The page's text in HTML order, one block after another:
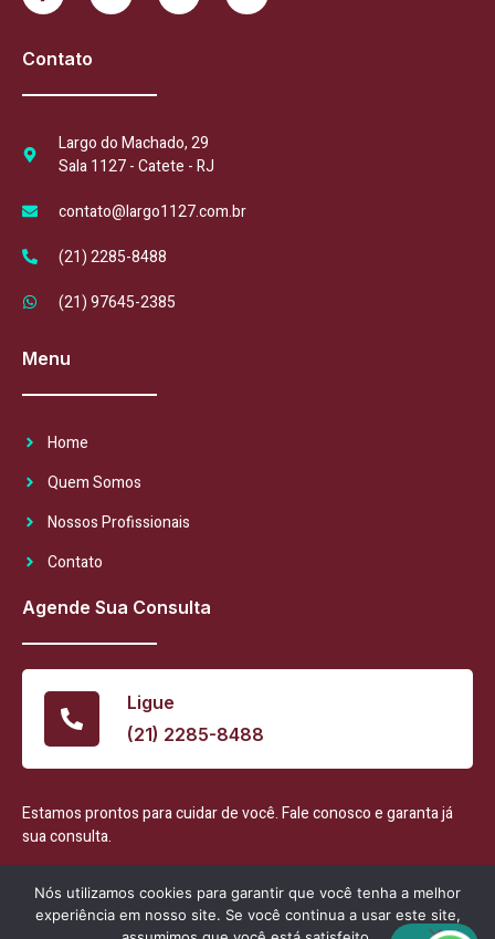
Contato
Largo do Machado, 29
Sala 1127 - Catete - RJ
contato@largo1127.com.br
(21) 2285-8488
(21) 97645-2385
Menu
Home
Quem Somos
Nossos Profissionais
Contato
Agende Sua Consulta
Ligue
(21) 2285-8488
Estamos prontos para cuidar de você. Fale conosco e garanta já
sua consulta.
Nós utilizamos cookies para garantir que você tenha a melhor
experiência em nosso site. Se você continua a usar este site,